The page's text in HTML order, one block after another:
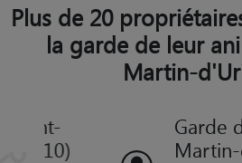
Plus de 20
la garde de leur
Martin-
Garde
Martin-